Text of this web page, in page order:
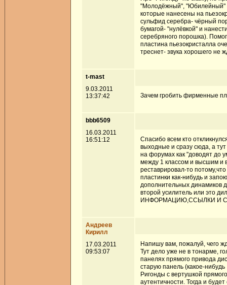
"Молодёжный", "Юбилейный"
которые нанесены на
сульфид серебра- чёрный
бумагой- "нулёвкой" и
серебряного порошка).
пластина пьезокристалла
треснет- звука хорошего не
t-mast
9.03.2011
13:37:42
Зачем гробить фирменные
bbb6509
16.03.2011
16:51:12
Спасибо всем кто
выходные и сразу сюда, а
на форумах как "доводят до
между 1 классом и высшим
реставрировал-то
пластинки как-нибудь и
дополнительных динамиков
второй усилитель или это
ИНФОРМАЦИЮ,ССЫЛКИ И
Андреев
Кирилл
17.03.2011
09:53:07
Напишу вам, пожалуй, чего
Тут дело уже не в тонарме,
панелях прямого привода
старую панель (какое-
Ригонды с вертушкой
аутентичности. Тогда и